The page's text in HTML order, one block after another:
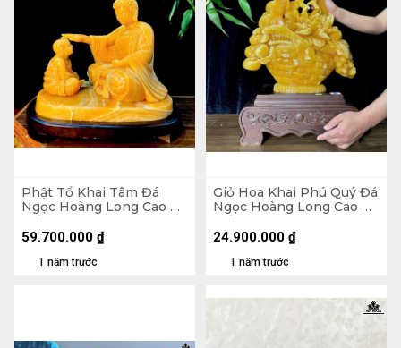
Phật Tổ Khai Tâm Đá
Ngọc Hoàng Long Cao Cả
Đế 56 Ngang 60 (cm)
1 năm trước
59.700.000 ₫
Giỏ Hoa Khai Phú Quý Đá
Ngọc Hoàng Long Cao Cả
Đế 71 - Riêng Giỏ Cao 54
Ngang 43 Sâu 13 (cm)
1 năm trước
24.900.000 ₫